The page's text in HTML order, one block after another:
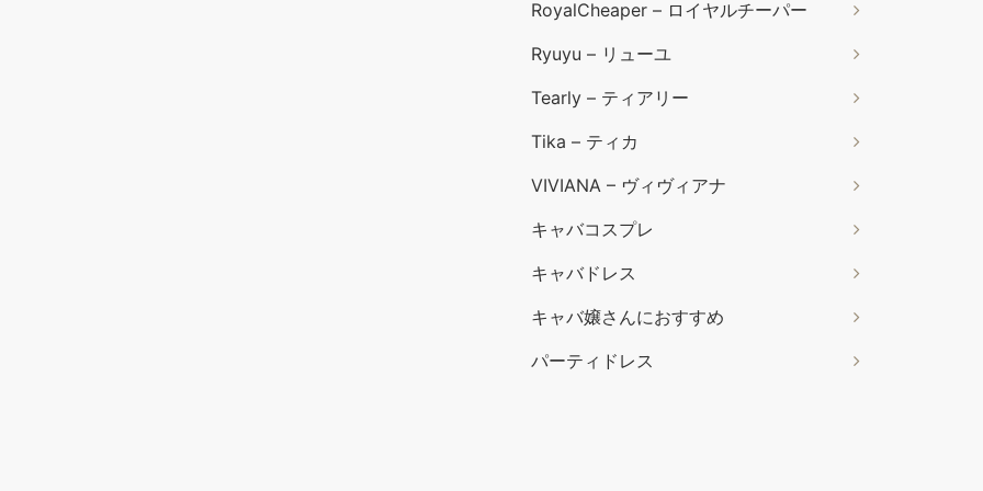
RoyalCheaper – ロイヤルチーパー
Ryuyu – リューユ
Tearly – ティアリー
Tika – ティカ
VIVIANA – ヴィヴィアナ
キャバコスプレ
キャバドレス
キャバ嬢さんにおすすめ
パーティドレス